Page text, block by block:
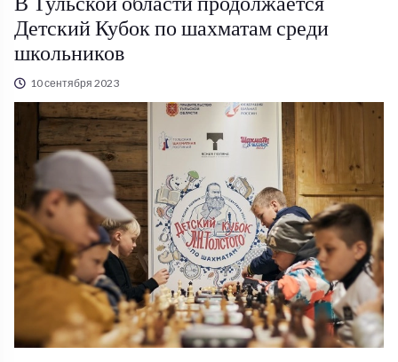
Детский Кубок по шахматам среди
школьников
10 сентября 2023